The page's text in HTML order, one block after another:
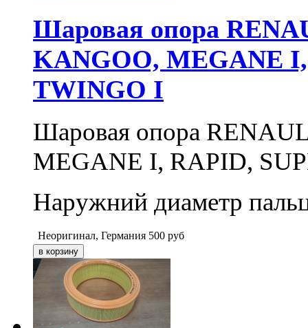
Шаровая опора
KANGOO, MEGANE
TWINGO I
Шаровая опора
MEGANE I, RAPID,
Наружний диаметр
Неоригинал, Германия 500 руб